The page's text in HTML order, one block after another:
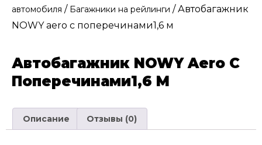
автомобиля / Багажники на рейлинги / Автобагажник
NOWY aero с поперечинами1,6 м
Автобагажник NOWY Aero С
Поперечинами1,6 М
Описание Отзывы (0)